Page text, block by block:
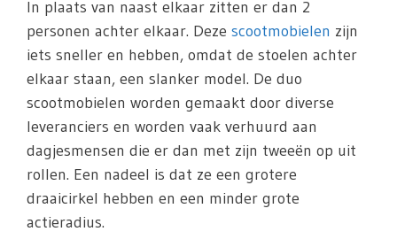
In plaats van naast elkaar zitten er dan 2
personen achter elkaar. Deze scootmobielen zijn
iets sneller en hebben, omdat de stoelen achter
elkaar staan, een slanker model. De duo
scootmobielen worden gemaakt door diverse
leveranciers en worden vaak verhuurd aan
dagjesmensen die er dan met zijn tweeën op uit
rollen. Een nadeel is dat ze een grotere
draaicirkel hebben en een minder grote
actieradius.